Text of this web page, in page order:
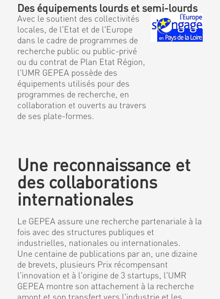
Des équipements lourds et semi-lourds
Avec le soutient des collectivités
locales, de l'Etat et de l'Europe
dans le cadre de programmes de
recherche public ou public-privé
ou du contrat de Plan Etat Région,
l'UMR GEPEA possède des
équipements utilisés pour des
programmes de recherche, en
collaboration et ouverts au travers
de ses plate-formes.
Une reconnaissance et
des collaborations
internationales
Le GEPEA assure une recherche partenariale à la
fois avec des structures publiques et
industrielles, nationales ou internationales.
Une centaine de publications par an, une dizaine
de brevets, plusieurs Prix récompensant
l'innovation et à l'origine de 3 startups, l'UMR
GEPEA montre son attachement à la recherche
amont et son transfert vers l'industrie et les